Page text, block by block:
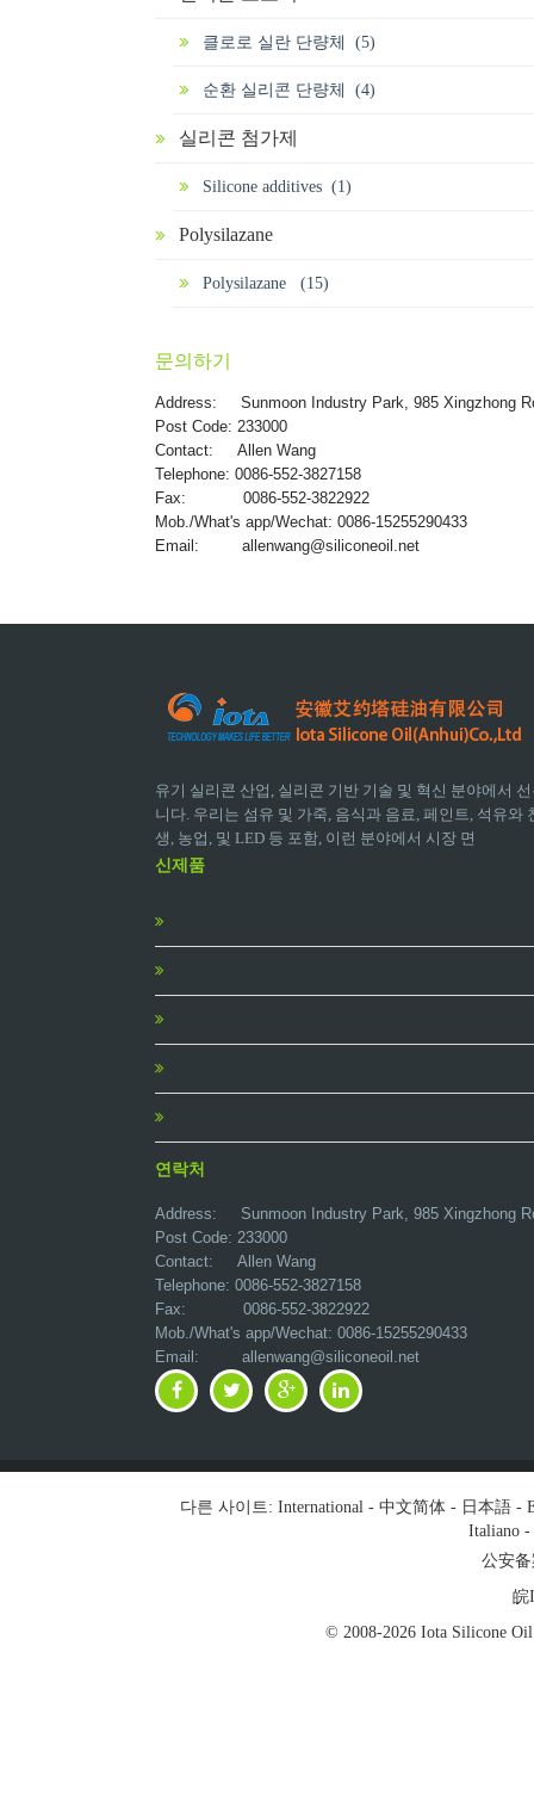
클로로 실란 단량체 (5)
순환 실리콘 단량체 (4)
실리콘 첨가제
Silicone additives (1)
Polysilazane
Polysilazane (15)
문의하기
Address: Sunmoon Industry Park, 985 Xingzhong
Post Code: 233000
Contact: Allen Wang
Telephone: 0086-552-3827158
Fax: 0086-552-3822922
Mob./What's app/Wechat: 0086-15255290433
Email: allenwang@siliconeoil.net
유기 실리콘 산업, 실리콘 기반 기술 및 혁신 분야에서
니다. 우리는 섬유 및 가죽, 음식과 음료, 페인트, 석유
생, 농업, 및 LED 등 포함, 이런 분야에서 시장 면
신제품
연락처
Address: Sunmoon Industry Park, 985 Xingzhong
Post Code: 233000
Contact: Allen Wang
Telephone: 0086-552-3827158
Fax: 0086-552-3822922
Mob./What's app/Wechat: 0086-15255290433
Email: allenwang@siliconeoil.net
다른 사이트: International- 中文简体- 日本語-
Italiano-
公安备
皖
© 2008-2026 Iota Silicone